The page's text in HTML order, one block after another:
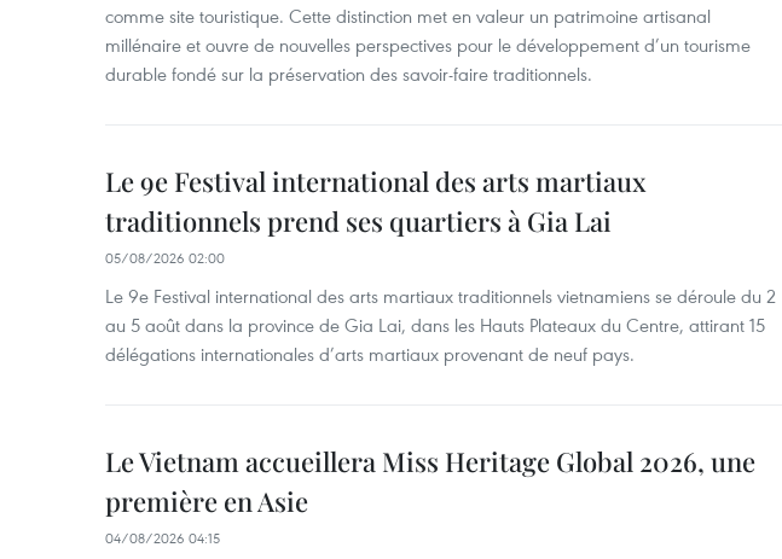
comme site touristique. Cette distinction met en valeur un patrimoine artisanal
millénaire et ouvre de nouvelles perspectives pour le développement d’un tourisme
durable fondé sur la préservation des savoir-faire traditionnels.
Le 9e Festival international des arts martiaux
traditionnels prend ses quartiers à Gia Lai
05/08/2026 02:00
Le 9e Festival international des arts martiaux traditionnels vietnamiens se déroule du 2
au 5 août dans la province de Gia Lai, dans les Hauts Plateaux du Centre, attirant 15
délégations internationales d’arts martiaux provenant de neuf pays.
Le Vietnam accueillera Miss Heritage Global 2026, une
première en Asie
04/08/2026 04:15